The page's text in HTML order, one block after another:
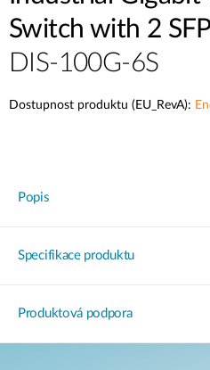
Switch with 2
DIS-100G-6S
Dostupnost produktu (EU_RevA):
Popis
Specifikace produktu
Produktová podpora